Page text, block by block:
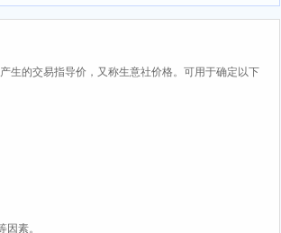
生的交易指导价，又称生意社价格。可用于确定以下
素。